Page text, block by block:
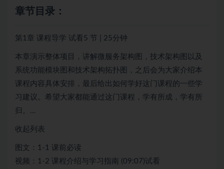
章节目录：
第1章 课程导学 试看5 节 | 25分钟
本章演示整体项目，讲解微服务架构图，技术架构图以及
系统功能模块图和技术架构拓扑图，之后会为大家介绍本
课程内容具体安排，最后给出如何学好这门课程的一些学
习建议。希望大家都能通过这门课程，学有所成，学有所
归。…
收起列表
图文：1-1 课前必读
视频：1-2 课程介绍与学习指南 (09:07)试看